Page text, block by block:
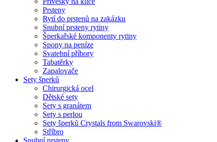
Prsteny
Rytí do prstenů na zakázku
Snubní prsteny rytiny
Šperkařské komponenty rytiny
Spony na peníze
Svatební příbory
Tabatěrky
Zapalovače
Sety šperků
Chirurgická ocel
Dětské sety
Sety s granátem
Sety s perlou
Sety šperků Crystals from Swarovski®
Stříbro
Snubní prsteny